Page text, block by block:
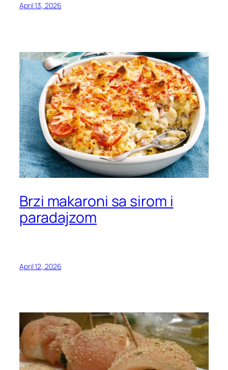
April 13, 2026
Brzi makaroni sa sirom i
paradajzom
April 12, 2026